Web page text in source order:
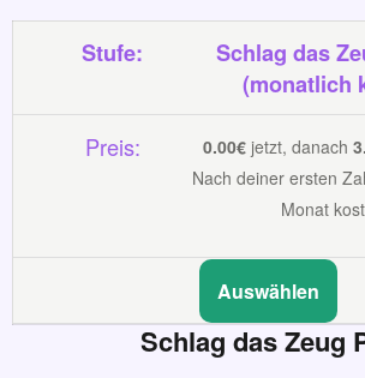
Schlag das
(monatlich
0.00€jetzt, danach
Nach deiner ersten
Monat
Auswählen
Schlag das Zeug